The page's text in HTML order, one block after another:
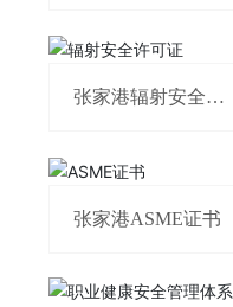
张家港辐射安全许
张家港ASME证书